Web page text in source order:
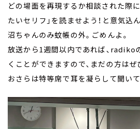
どの場面を再現するか相談された際
たいセリフ」を読ませよう！と意気込
沼ちゃんのみ蚊帳の外。ごめんよ。
放送から1週間以内であれば、radiko
くことができますので、まだの方はぜひ
おさらは特等席で耳を凝らして聞いて